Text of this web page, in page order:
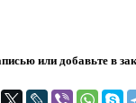
или добавьте в